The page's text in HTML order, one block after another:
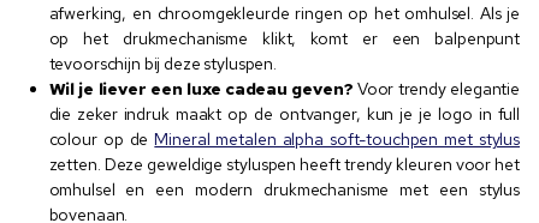
afwerking, en chroomgekleurde ringen op het omhulsel. Als je
op het drukmechanisme klikt, komt er een balpenpunt
tevoorschijn bij deze styluspen.
Wil je liever een luxe cadeau geven? Voor trendy elegantie
die zeker indruk maakt op de ontvanger, kun je je logo in full
colour op deMineral metalen alpha soft-touchpen met stylus
zetten. Deze geweldige styluspen heeft trendy kleuren voor het
omhulsel en een modern drukmechanisme met een stylus
bovenaan.